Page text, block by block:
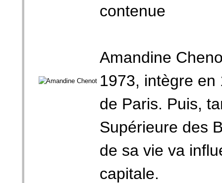
contenue
Amandine
1973, intègre en
de Paris. Puis,
Supérieure des
de sa vie va
capitale.